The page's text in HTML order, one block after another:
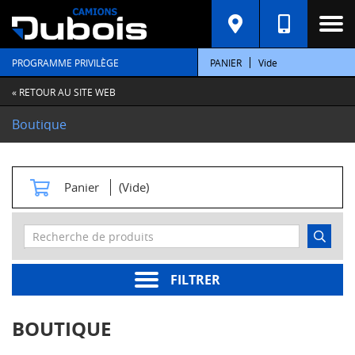
PROGRAMME PRIVILÈGE PANIER Vide
« RETOUR AU SITE WEB
Boutique
Panier (Vide)
FILTRER
C
A
T
É
G
O
R
E
S
t
e
r
moteur
BOUTIQUE